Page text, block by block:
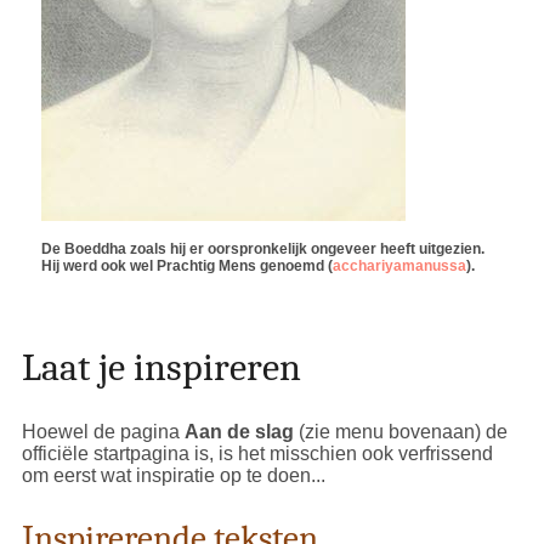
De Boeddha zoals hij er oorspronkelijk ongeveer heeft uitgezien.
Hij werd ook wel Prachtig Mens genoemd (acchariyamanussa).
Laat je inspireren
Hoewel de pagina Aan de slag (zie menu bovenaan) de
officiële startpagina is, is het misschien ook verfrissend
om eerst wat inspiratie op te doen...